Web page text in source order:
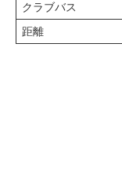
クラブバス
距離